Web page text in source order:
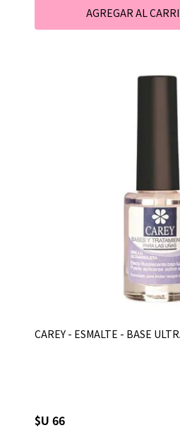
CAREY - ESMALTE - BASE
$U 66